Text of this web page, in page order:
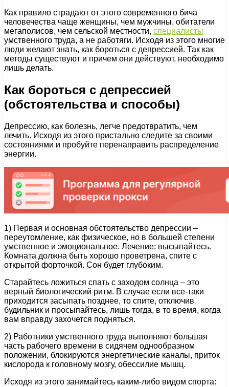
Как правило страдают от этого современного бича
человечества чаще женщины, чем мужчины, обитатели
мегаполисов, чем сельской местности, специалисты
умственного труда, а не работяги. Исходя из этого многие
люди желают знать, как бороться с депрессией. Так как
методы существуют и причем они действуют, необходимо
лишь делать.
Как бороться с депрессией
(обстоятельства и способы)
Депрессию, как болезнь, легче предотвратить, чем
лечить. Исходя из этого пристально следите за своими
состояниями и пробуйте перенаправить распределение
энергии.
1) Первая и основная обстоятельство депрессии –
переутомление, как физическое, но в большей степени
умственное и эмоциональное. Лечение: высыпайтесь.
Комната должна быть хорошо проветрена, спите с
открытой форточкой. Сон будет глубоким.
Старайтесь ложиться спать с заходом солнца – это
верный биологический ритм. В случае если все-таки
приходится засыпать позднее, то спите, отключив
будильник и просыпайтесь, лишь тогда, в то время, когда
вам вправду захочется подняться.
2) Работники умственного труда выполняют большая
часть рабочего времени в сидячем однообразном
положении, блокируются энергетические каналы, приток
кислорода к головному мозгу, обессилие мышц.
Исходя из этого занимайтесь каким-либо видом спорта: